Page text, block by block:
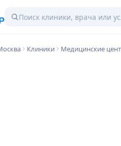
Клиники Медицинские